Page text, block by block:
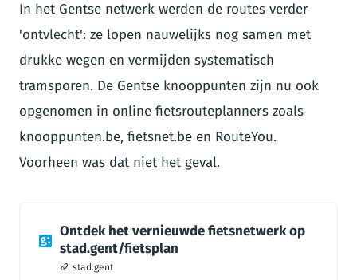
In het Gentse netwerk werden de routes verder
'ontvlecht': ze lopen nauwelijks nog samen met
drukke wegen en vermijden systematisch
tramsporen. De Gentse knooppunten zijn nu ook
opgenomen in online fietsrouteplanners zoals
knooppunten.be, fietsnet.be en RouteYou.
Voorheen was dat niet het geval.
Ontdek het vernieuwde fietsnetwerk op
stad.gent/fietsplan
stad.gent